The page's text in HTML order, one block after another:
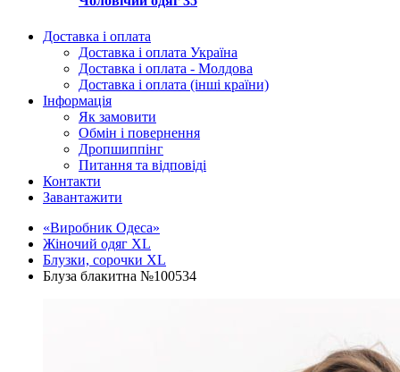
Доставка і оплата
Доставка і оплата Україна
Доставка і оплата - Молдова
Доставка і оплата (інші країни)
Інформація
Як замовити
Обмін і повернення
Дропшиппінг
Питання та відповіді
Контакти
Завантажити
«Виробник Одеса»
Жіночий одяг XL
Блузки, сорочки XL
Блуза блакитна №100534